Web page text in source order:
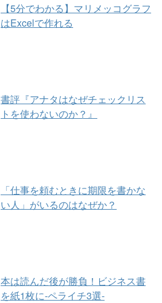
【5分でわかる】マリメッコグラフ
はExcelで作れる
書評『アナタはなぜチェックリス
トを使わないのか？』
「仕事を頼むときに期限を書かな
い人」がいるのはなぜか？
本は読んだ後が勝負！ビジネス書
を紙1枚に-ペライチ3選-